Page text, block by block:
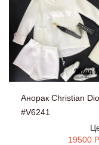
Анорак Christian
#V6241
19500